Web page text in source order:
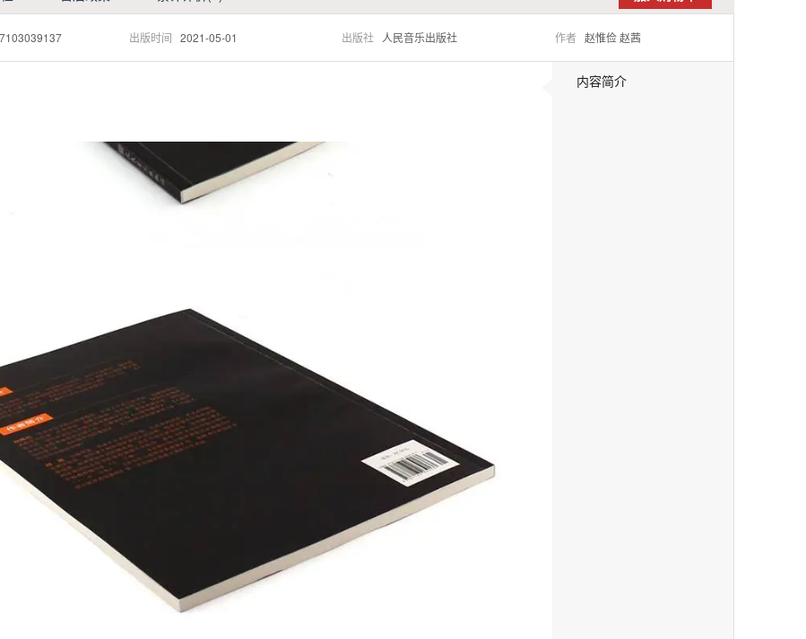
出版时间 2021-05-01 出版社 人民音乐出版社 作者 赵惟俭 赵茜
内容简介